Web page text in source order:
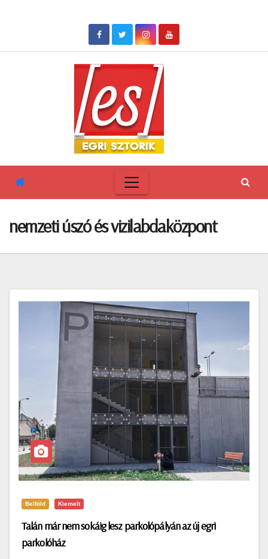
nemzeti úszó és vizilabdaközpont
Belföld Kiemelt
Talán már nem sokáig lesz parkolópályán az új egri
parkolóház